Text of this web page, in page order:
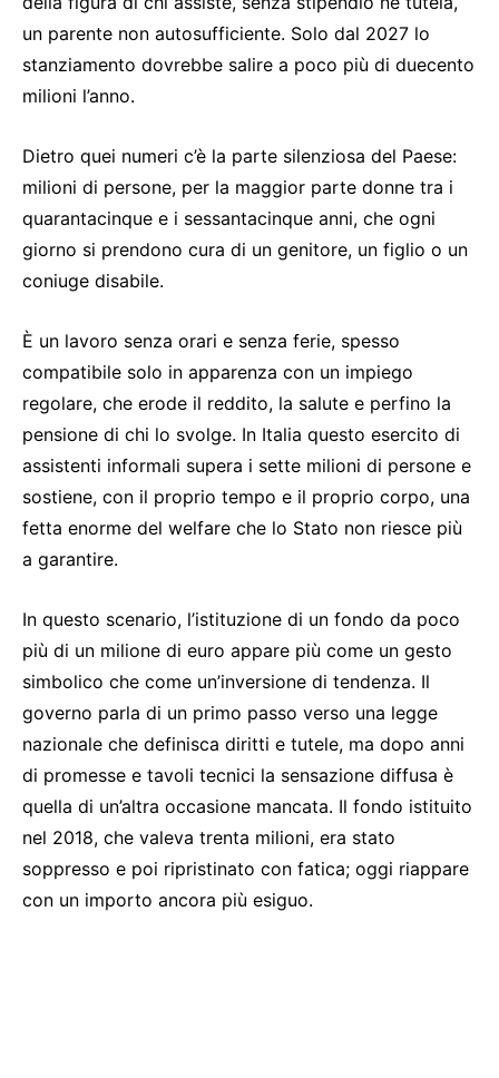
un parente non autosufficiente. Solo dal 2027 lo
stanziamento dovrebbe salire a poco più di duecento
milioni l’anno.
Dietro quei numeri c’è la parte silenziosa del Paese:
milioni di persone, per la maggior parte donne tra i
quarantacinque e i sessantacinque anni, che ogni
giorno si prendono cura di un genitore, un figlio o un
coniuge disabile.
È un lavoro senza orari e senza ferie, spesso
compatibile solo in apparenza con un impiego
regolare, che erode il reddito, la salute e perfino la
pensione di chi lo svolge. In Italia questo esercito di
assistenti informali supera i sette milioni di persone e
sostiene, con il proprio tempo e il proprio corpo, una
fetta enorme del welfare che lo Stato non riesce più
a garantire.
In questo scenario, l’istituzione di un fondo da poco
più di un milione di euro appare più come un gesto
simbolico che come un’inversione di tendenza. Il
governo parla di un primo passo verso una legge
nazionale che definisca diritti e tutele, ma dopo anni
di promesse e tavoli tecnici la sensazione diffusa è
quella di un’altra occasione mancata. Il fondo istituito
nel 2018, che valeva trenta milioni, era stato
soppresso e poi ripristinato con fatica; oggi riappare
con un importo ancora più esiguo.